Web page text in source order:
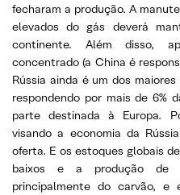
fecharam a produção. A
elevados do gás deverá
continente. Além disso,
concentrado (a China é
Rússia ainda é um dos
respondendo por mais de 6%
parte destinada à Europa.
visando a economia da
oferta. E os estoques globais
baixos e a produção de
principalmente do carvão, e